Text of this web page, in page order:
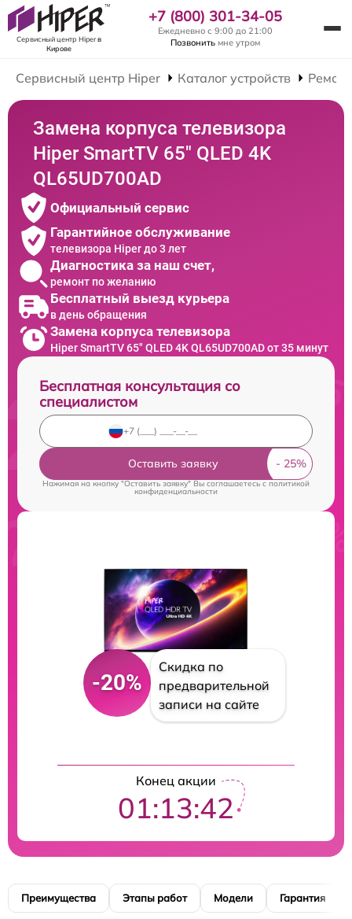
Сервисный центр Hiperв
Кирове
+7 (800) 301-34-05
Ежедневно с 9:00 до 21:00
Позвонить мне утром
Сервисный центр Hiper Каталог устройств
Замена корпуса телевизора
Hiper SmartTV 65" QLED 4K
QL65UD700AD
Официальный сервис
Гарантийное обслуживание
телевизора Hiper до 3 лет
Диагностика за наш счет,
ремонт по желанию
Бесплатный выезд курьера
в день обращения
Замена корпуса телевизора
Hiper SmartTV 65" QLED 4K QL65UD700AD от 35 минут
Бесплатная консультация со
специалистом
Оставить заявку
Нажимая на кнопку "Оставить заявку" Вы соглашаетесь cполитикой
конфиденциальности
-20%
Скидка по
предварительной
записи на сайте
Конец акции
01:13:42
Преимущества Этапы работ Модели Гарантия